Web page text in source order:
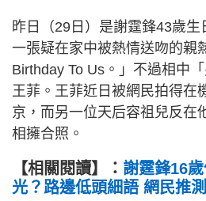
昨日（29日）是謝霆鋒43歲
一張疑在家中被熱情送吻的親
Birthday To Us。」不過相中
王菲。王菲近日被網民拍得在
京，而另一位天后容祖兒反在
相擁合照。
【相關閱讀】： 謝霆鋒16
光？路邊低頭細語 網民推